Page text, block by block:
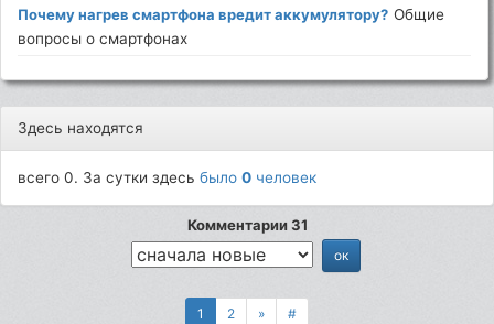
Почему нагрев смартфона вредит аккумулятору? Общие
вопросы о смартфонах
Здесь находятся
всего 0. За сутки здесьбыло0 человек
Комментарии 31
1 2 » #